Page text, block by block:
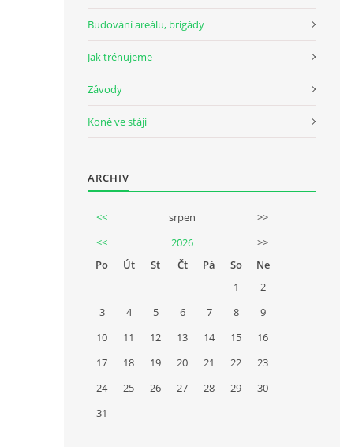
Budování areálu, brigády
Jak trénujeme
Závody
Koně ve stáji
ARCHIV
<< srpen
>>
<<
2026
>>
Po
Út St Čt Pá So
Ne
1
2
3
4 5 6 7 8
9
10
11 12 13 14 15
16
17
18 19 20 21 22
23
24
25 26 27 28 29
30
31